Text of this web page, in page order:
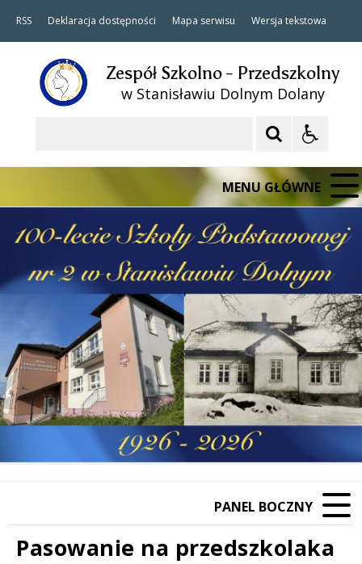
RSS Deklaracja dostępności Mapa serwisu Wersja tekstowa
Zespół Szkolno - Przedszkolny
w Stanisławiu Dolnym Dolany
MENU GŁÓWNE
PANEL BOCZNY
Pasowanie na przedszkolaka